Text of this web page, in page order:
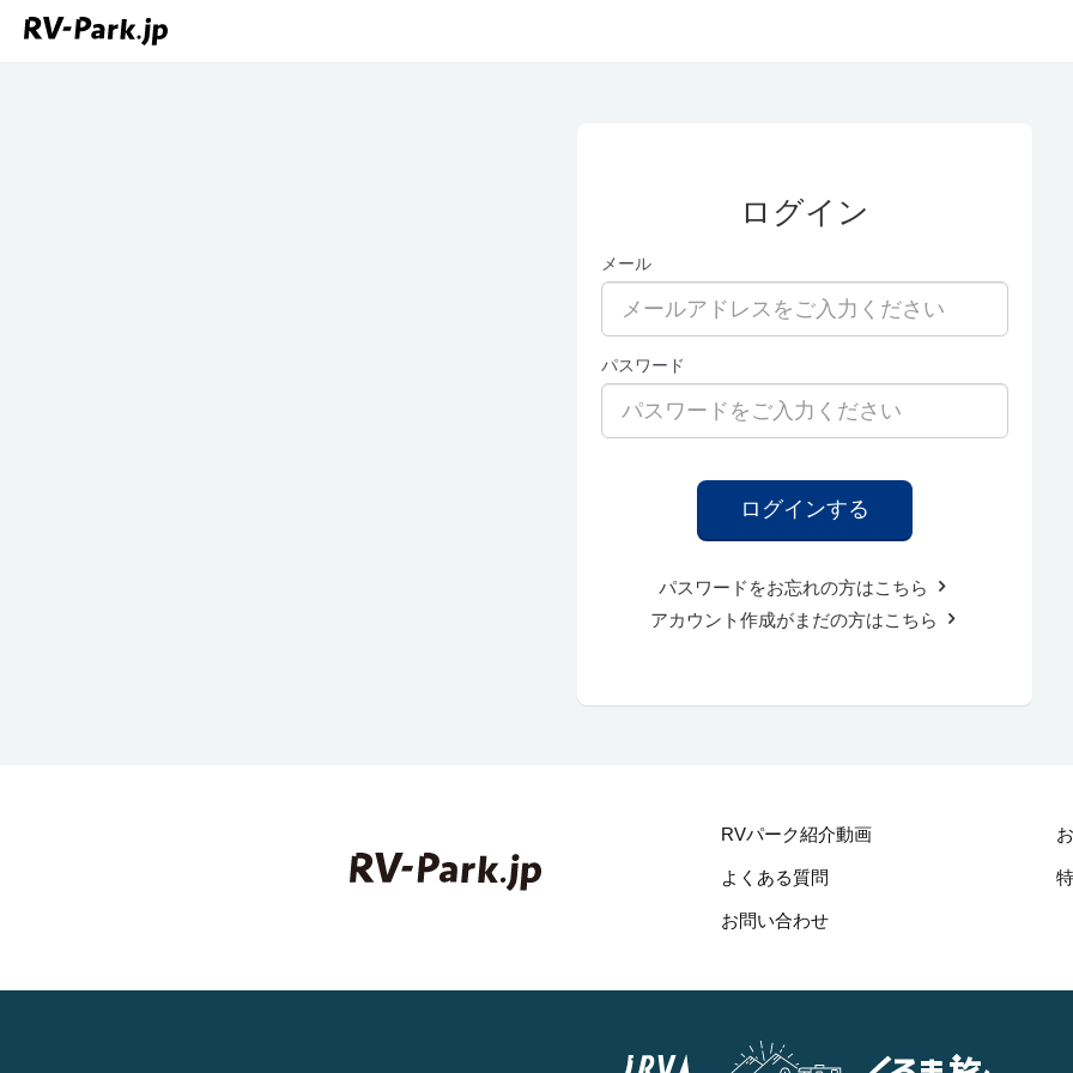
ログイン
メール
パスワード
パスワードをお忘れの方はこちら
アカウント作成がまだの方はこちら
RVパーク紹介動画
よくある質問
お問い合わせ